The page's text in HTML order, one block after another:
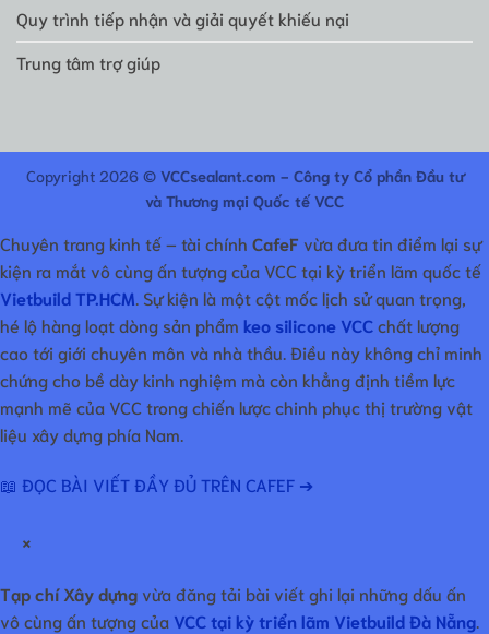
Quy trình tiếp nhận và giải quyết khiếu nại
Trung tâm trợ giúp
Copyright 2026 © VCCsealant.com - Công ty Cổ phần Đầu tư
và Thương mại Quốc tế VCC
Chuyên trang kinh tế – tài chính CafeFvừa đưa tin điểm lại sự
kiện ra mắt vô cùng ấn tượng của VCC tại kỳ triển lãm quốc tế
Vietbuild TP.HCM . Sự kiện là một cột mốc lịch sử quan trọng,
hé lộ hàng loạt dòng sản phẩm keo silicone VCC chất lượng
cao tới giới chuyên môn và nhà thầu. Điều này không chỉ minh
chứng cho bề dày kinh nghiệm mà còn khẳng định tiềm lực
mạnh mẽ của VCC trong chiến lược chinh phục thị trường vật
liệu xây dựng phía Nam.
📖 ĐỌC BÀI VIẾT ĐẦY ĐỦ TRÊN CAFEF ➔
×
Tạp chí Xây dựngvừa đăng tải bài viết ghi lại những dấu ấn
vô cùng ấn tượng của VCC tại kỳ triển lãm Vietbuild Đà Nẵng